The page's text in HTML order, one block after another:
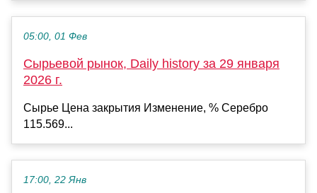
05:00, 01 Фев
Сырьевой рынок, Daily history за 29 января
2026 г.
Сырье Цена закрытия Изменение, % Серебро
115.569...
17:00, 22 Янв